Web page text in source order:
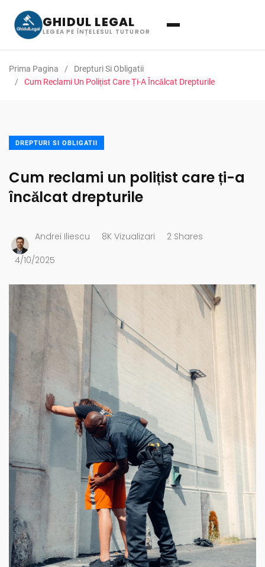
GHIDUL LEGAL
LEGEA PE ÎNȚELESUL TUTUROR
Prima Pagina
Drepturi Si Obligatii
Cum Reclami Un Polițist Care Ți-A Încălcat Drepturile
DREPTURI SI OBLIGATII
Cum reclami un polițist care ți-a
încălcat drepturile
Andrei Iliescu 8K Vizualizari 2 Shares
4/10/2025